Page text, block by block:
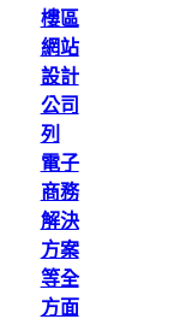
樓區
網站
設計
公司
列
電子
商務
解決
方案
等全
方面